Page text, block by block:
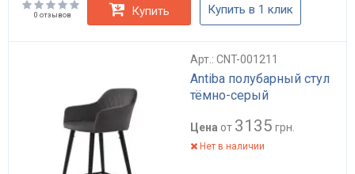
0 отзывов Купить Купить в 1 клик
Арт.: CNT-001211
Antiba полубарный стул
тёмно-серый
Цена от 3135 грн.
Нет в наличии